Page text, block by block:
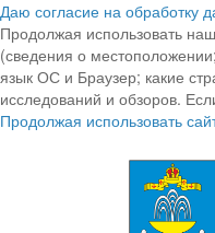
Даю согласие на обработку
Продолжая использовать
(сведения о
язык ОС и Браузер; какие
исследований и обзоров.
Продолжая использовать